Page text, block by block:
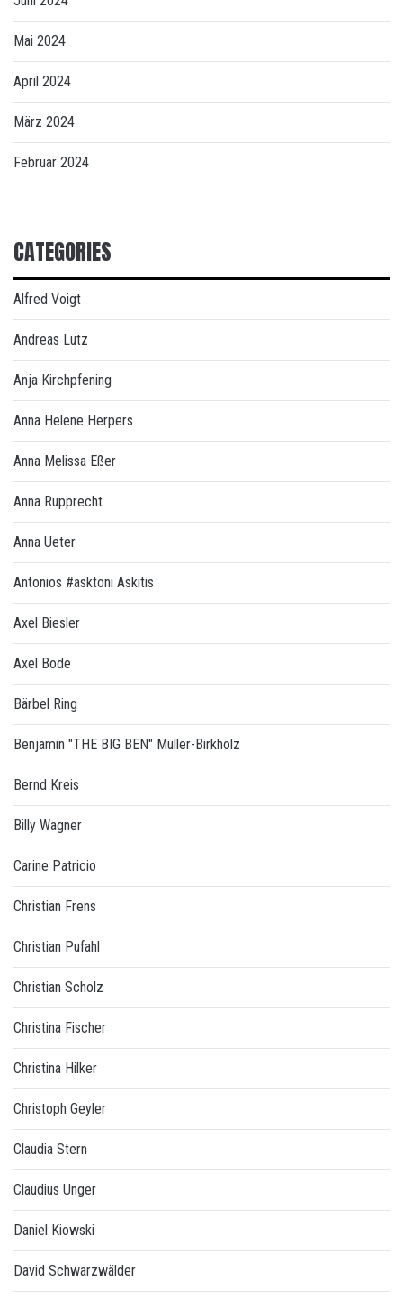
Mai 2024
April 2024
März 2024
Februar 2024
CATEGORIES
Alfred Voigt
Andreas Lutz
Anja Kirchpfening
Anna Helene Herpers
Anna Melissa Eßer
Anna Rupprecht
Anna Ueter
Antonios #asktoni Askitis
Axel Biesler
Axel Bode
Bärbel Ring
Benjamin "THE BIG BEN" Müller-Birkholz
Bernd Kreis
Billy Wagner
Carine Patricio
Christian Frens
Christian Pufahl
Christian Scholz
Christina Fischer
Christina Hilker
Christoph Geyler
Claudia Stern
Claudius Unger
Daniel Kiowski
David Schwarzwälder